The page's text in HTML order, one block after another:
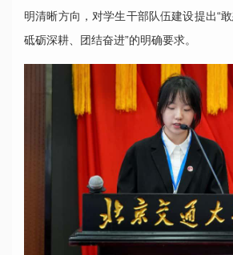
明清晰方向，对学生干部队伍建设提出“
砥砺深耕、团结奋进”的明确要求。